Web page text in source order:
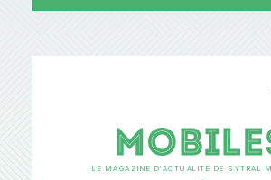
LE MAGAZINE D’ACTUALITÉ DE SYTRAL